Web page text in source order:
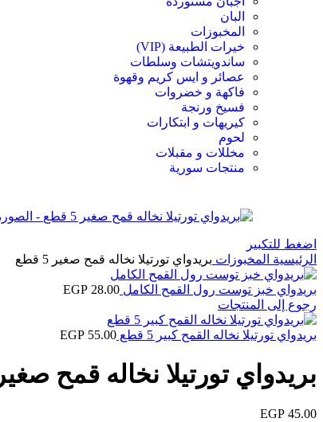
البان
المخبوزات
خيرات الطبيعة (VIP)
ساندويتشات وسلطات
عصائر و ايس كريم وقهوة
فاكهة و خضروات
فسيخ ورنجة
كيريهات و ابتكارات
لحوم
مخللات و مقبلات
منتجات سورية
اضغط للتكبير
الرئيسية المخبوزات بريدواي تورتيلا نخاله قمح صغير 5 قطع
بريدواي خبز توست رول القمح الكامل EGP 28.00
رجوع إلى المنتجات
بريدواي تورتيلا نخاله القمح كبير 5 قطع EGP 55.00
بريدواي تورتيلا نخاله قمح صغير 5 قطع
EGP 45.00